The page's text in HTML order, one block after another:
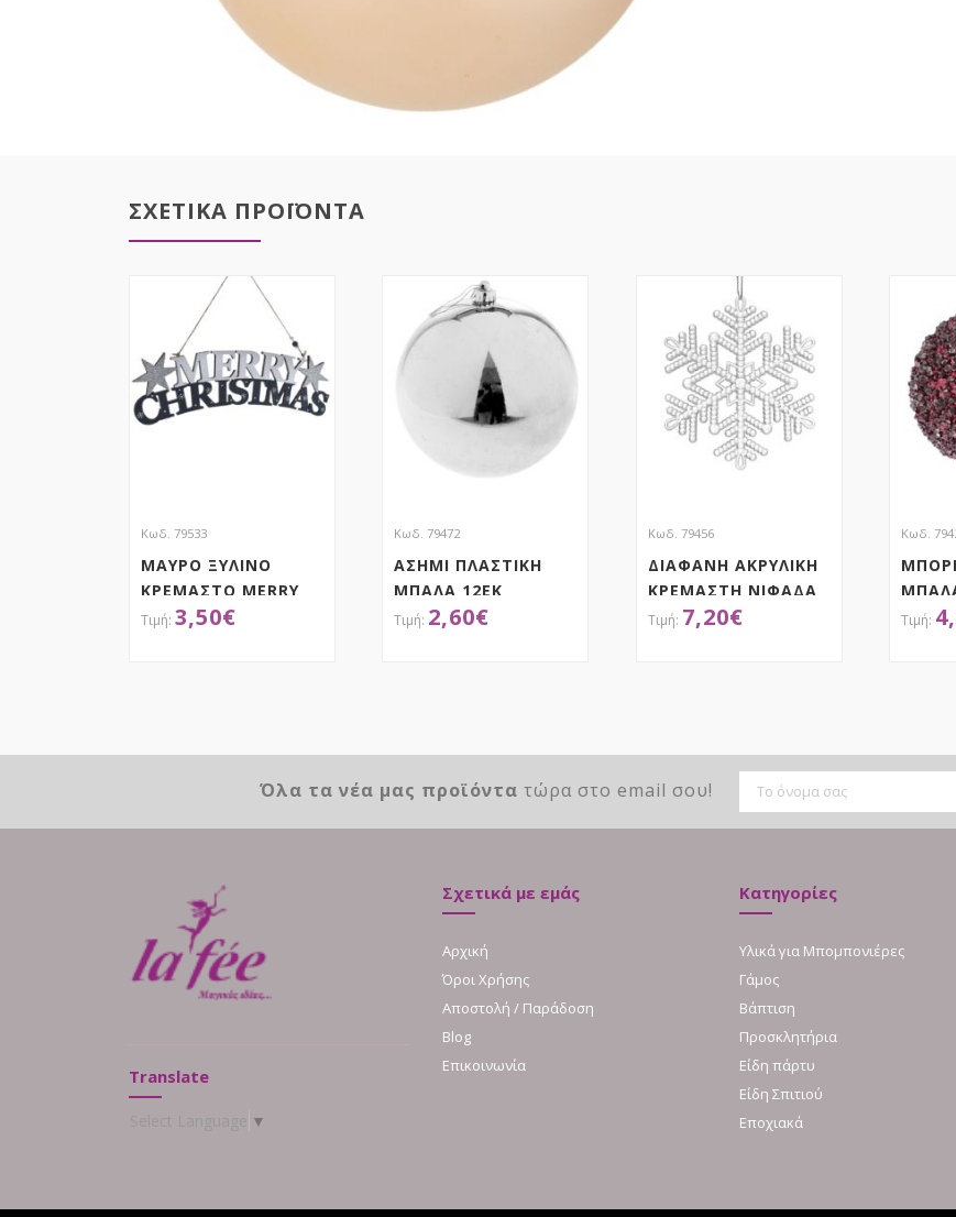
ΣΧΕΤΙΚΑ ΠΡΟΪΟΝΤΑ
Κωδ. 79533
ΜΑΥΡΟ ΞΥΛΙΝΟ
ΚΡΕΜΑΣΤΟ MERRY
CHRISTMAS 41Χ13ΕΚ
3,50€
Κωδ. 79472
ΑΣΗΜΙ ΠΛΑΣΤΙΚΗ
ΜΠΑΛΑ 12ΕΚ
2,60€
Κωδ. 79456
ΔΙΑΦΑΝΗ ΑΚΡΥΛΙΚΗ
ΚΡΕΜΑΣΤΗ ΝΙΦΑΔΑ
ΣΕΤ 6 12ΕΚ
7,20€
Κωδ.
Όλα τα νέα μας προϊόντα τώρα στο email σου!
Translate
▼
Σχετικά με εμάς
Αρχική
Όροι Χρήσης
Αποστολή / Παράδοση
Blog
Επικοινωνία
Κατηγορίες
Υλικά για Μπομπονιέρες
Γάμος
Βάπτιση
Προσκλητήρια
Είδη πάρτυ
Είδη Σπιτιού
Εποχιακά